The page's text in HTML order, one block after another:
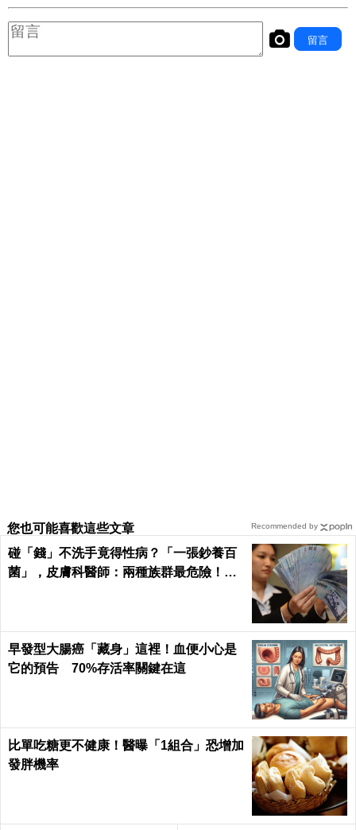
您也可能喜歡這些文章
碰「錢」不洗手竟得性病？「一張鈔養百
菌」，皮膚科醫師：兩種族群最危險！｜
早發型大腸癌「藏身」這裡！血便小心是
它的預告 70%存活率關鍵在這
比單吃糖更不健康！醫曝「1組合」恐增加
發胖機率
Recommended by